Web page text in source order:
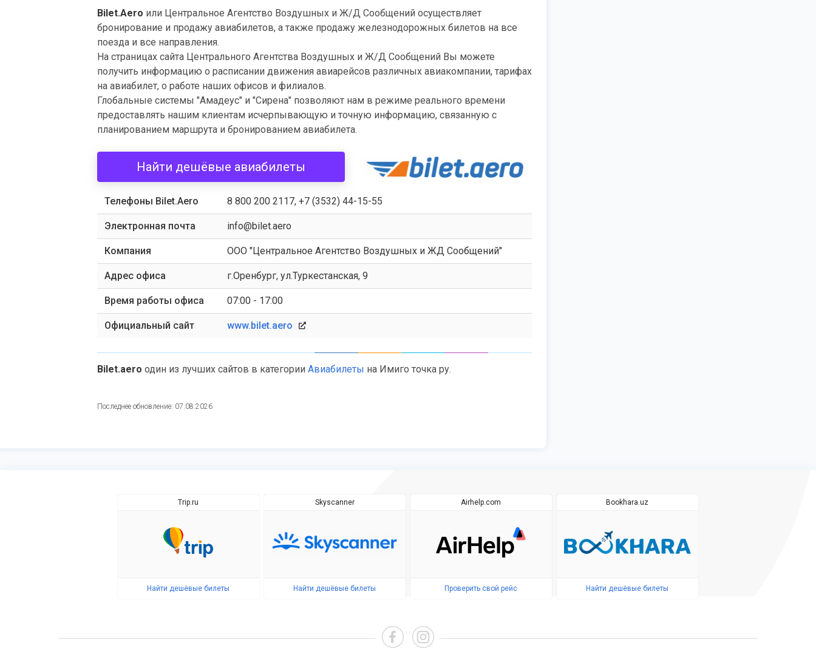
Bilet.Aero или Центральное Агентство Воздушных и Ж/Д Сообщений осущеcтвляет
бронирование и продажу авиабилетов, а также продажу железнодорожных билетов на все
поезда и все направления.
На страницах сайта Центрального Агентства Воздушных и Ж/Д Сообщений Вы можете
получить информацию о расписании движения авиарейсов различных авиакомпании, тарифах
на авиабилет, о работе наших офисов и филиалов.
Глобальные системы "Амадеус" и "Сирена" позволяют нам в режиме реального времени
предоставлять нашим клиентам исчерпывающую и точную информацию, связанную с
планированием маршрута и бронированием авиабилета.
Найти дешёвые авиабилеты
Телефоны Bilet.Aero 8 800 200 2117, +7 (3532) 44-15-55
Электронная почта info@bilet.aero
Компания ООО "Центральное Агентство Воздушных и ЖД Сообщений"
Адрес офиса г.Оренбург, ул.Туркестанская, 9
Время работы офиса 07:00 - 17:00
Официальный сайт www.bilet.aero
Bilet.aero один из лучших сайтов в категории Авиабилеты на Имиго точка ру.
Последнее обновление: 07.08.2026
Trip.ru
Найти дешёвые билеты
Skyscanner
Найти дешёвые билеты
Airhelp.com
Проверить свой рейс
Bookhara.uz
Найти дешёвые билеты